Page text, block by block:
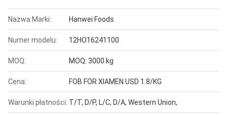
Nazwa Marki: Hanwei Foods
Numer modelu: 12HO16241100
MOQ: MOQ: 3000 kg
Cena: FOB FOR XIAMEN USD 1.8/KG
Warunki płatności: T/T, D/P, L/C, D/A, Western Union,